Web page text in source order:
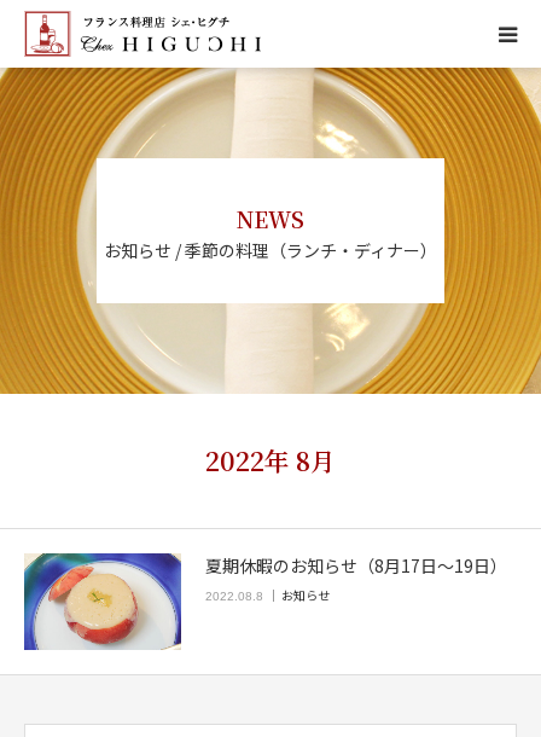
NEWS
お知らせ / 季節の料理（ランチ・ディナー）
2022年 8月
夏期休暇のお知らせ（8月17日～19日）
2022.08.8 お知らせ
HOME
CONCEPT
MENU
ACCESS
NEWS